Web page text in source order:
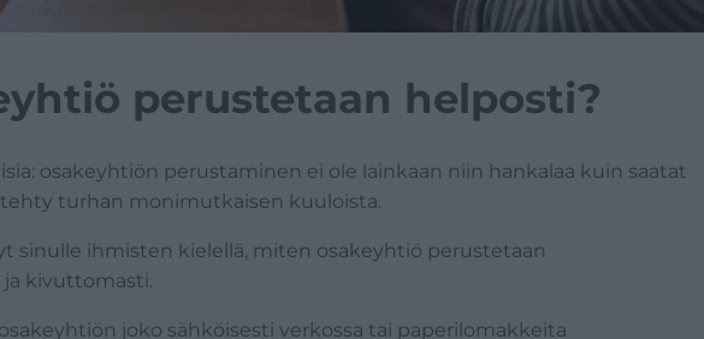
perustetaan helposti?
osakeyhtiön perustaminen ei ole lainkaan niin hankalaa kuin saatat
tehty turhan monimutkaisen kuuloista.
sinulle ihmisten kielellä, miten osakeyhtiö perustetaan
kivuttomasti.
joko sähköisesti verkossa tai paperilomakkeita